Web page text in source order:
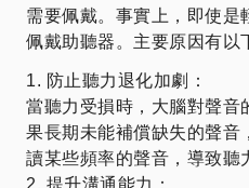
需要佩戴。事實上，即使是
佩戴助聽器。主要原因有以
1. 防止聽力退化加劇：
當聽力受損時，大腦對聲音
果長期未能補償缺失的聲音
讀某些頻率的聲音，導致聽
2. 提升溝通能力：